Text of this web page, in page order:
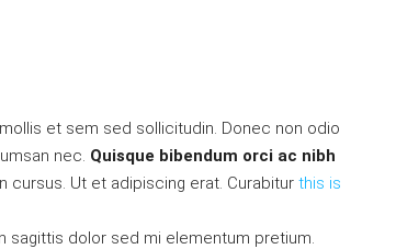
et sem sed sollicitudin. Donec non odio
nec. Quisque bibendum orci ac nibh
cursus. Ut et adipiscing erat. Curabitur this is
sagittis dolor sed mi elementum pretium.